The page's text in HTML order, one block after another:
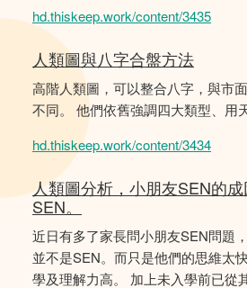
hd.thiskeep.work/content/3435
人類圖與八字合盤方法
高階人類圖，可以整合八字，與市
不同。 他們依舊強調四大類型、用
hd.thiskeep.work/content/3434
人類圖分析，小朋友SEN的
SEN。
近日有多了家長問小朋友SEN問題
並不是SEN。而只是他們的思維太
學及理解力高。 加上未入學前已從